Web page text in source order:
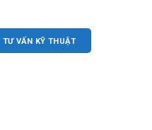
TƯ VẤN KỸ THUẬT